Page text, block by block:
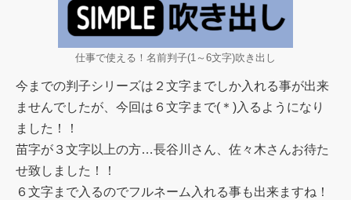
仕事で使える！名前判子(1～6文字)吹き出し
今までの判子シリーズは２文字までしか入れる事が出来
ませんでしたが、今回は６文字まで(＊)入るようになり
ました！！
苗字が３文字以上の方…長谷川さん、佐々木さんお待た
せ致しました！！
６文字まで入るのでフルネーム入れる事も出来ますね！